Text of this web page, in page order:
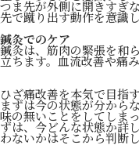
つま先が外側に開きすぎ
先で蹴り出す動作を意識
鍼灸でのケア
鍼灸は、筋肉の緊張を和
立ちます。血流改善や痛
ひざ痛改善を本気で目指
まずは今の状態が分から
味の無いことをしてしま
ずは、今どんな状態か詳
わないかはそこから判断